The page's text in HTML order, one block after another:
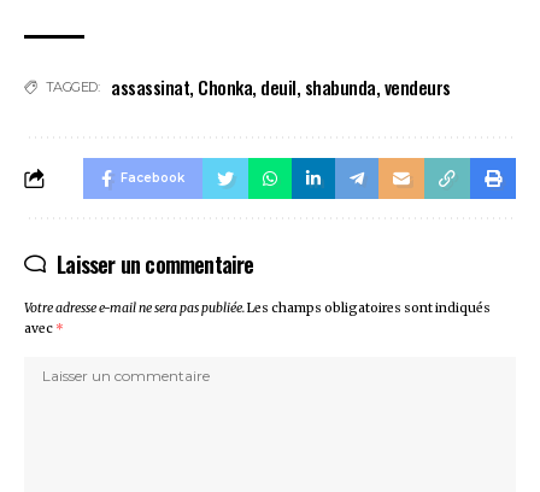
TAGGED: assassinat, Chonka, deuil, shabunda,vendeurs
Facebook
Laisser un commentaire
Votre adresse e-mail ne sera pas publiée.Les champs obligatoires sont indiqués
avec *